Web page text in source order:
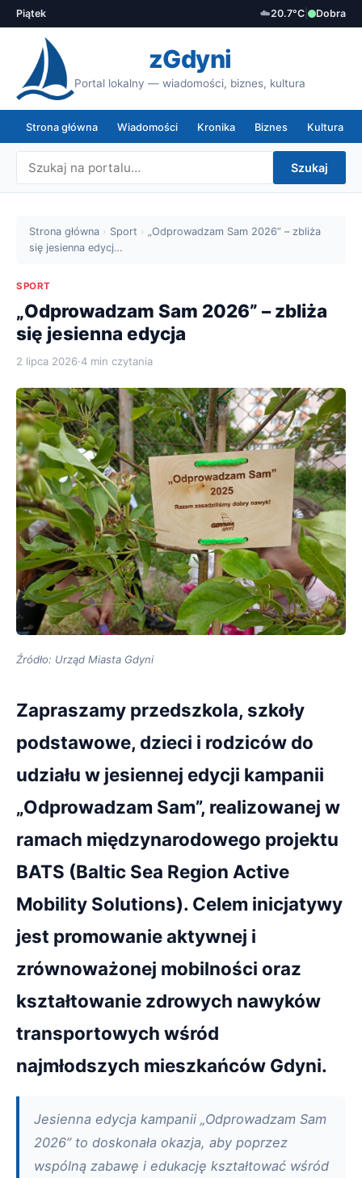
Piątek ☁️20.7°C Dobra
zGdyni
Portal lokalny — wiadomości, biznes, kultura
Strona główna Wiadomości Kronika Biznes Kultura
Szukaj
Strona główna › Sport › „Odprowadzam Sam 2026” – zbliża
się jesienna edycj…
SPORT
„Odprowadzam Sam 2026” – zbliża
się jesienna edycja
2 lipca 2026·4 min czytania
Źródło: Urząd Miasta Gdyni
Zapraszamy przedszkola, szkoły
podstawowe, dzieci i rodziców do
udziału w jesiennej edycji kampanii
„Odprowadzam Sam”, realizowanej w
ramach międzynarodowego projektu
BATS (Baltic Sea Region Active
Mobility Solutions). Celem inicjatywy
jest promowanie aktywnej i
zrównoważonej mobilności oraz
kształtowanie zdrowych nawyków
transportowych wśród
najmłodszych mieszkańców Gdyni.
Jesienna edycja kampanii „Odprowadzam Sam
2026” to doskonała okazja, aby poprzez
wspólną zabawę i edukację kształtować wśród